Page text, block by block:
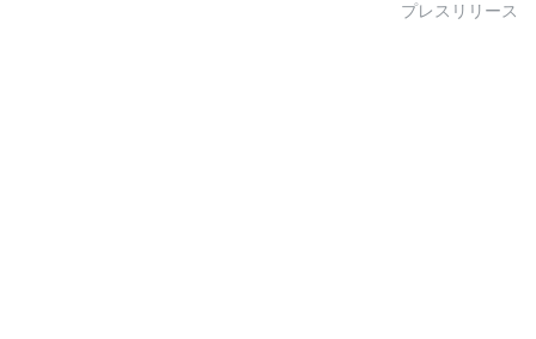
プレスリリース